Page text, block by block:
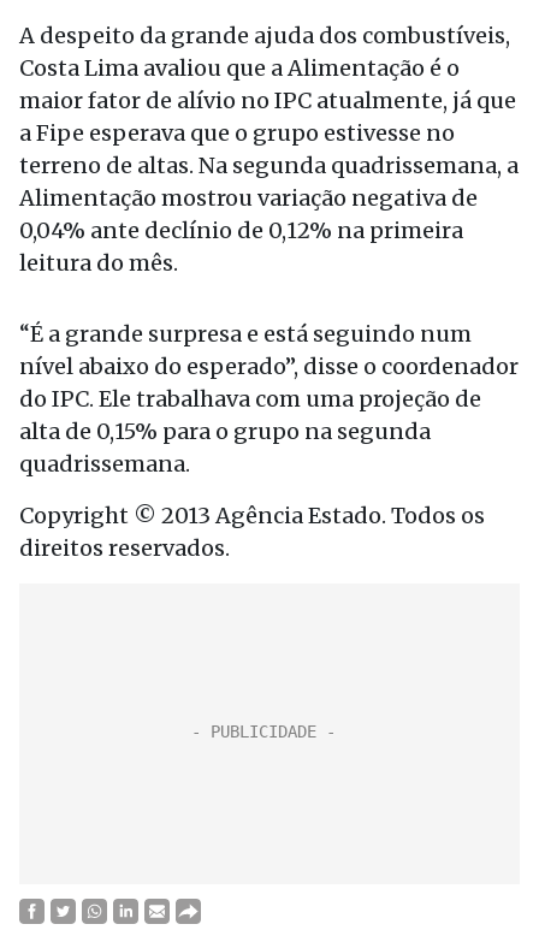
A despeito da grande ajuda dos combustíveis,
Costa Lima avaliou que a Alimentação é o
maior fator de alívio no IPC atualmente, já que
a Fipe esperava que o grupo estivesse no
terreno de altas. Na segunda quadrissemana, a
Alimentação mostrou variação negativa de
0,04% ante declínio de 0,12% na primeira
leitura do mês.
“É a grande surpresa e está seguindo num
nível abaixo do esperado”, disse o coordenador
do IPC. Ele trabalhava com uma projeção de
alta de 0,15% para o grupo na segunda
quadrissemana.
Copyright © 2013 Agência Estado. Todos os
direitos reservados.